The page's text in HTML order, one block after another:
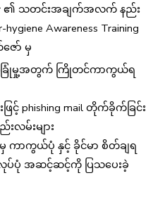
၏ သတင်းအချက်အလက် နည်း
Awareness Training
ော် မှ
ြုံမှု့အတွက် ကြိုတင်ကာကွယ်ရ
ြင့် phishing mail တိုက်ခိုက်ခြင်း
လမ်းများ
မှ ကာကွယ်ပုံ နှင့် ခိုင်မာ စိတ်ချရ
ြုလုပ်ပုံ အဆင့်ဆင့်ကို ပြသပေးခဲ့